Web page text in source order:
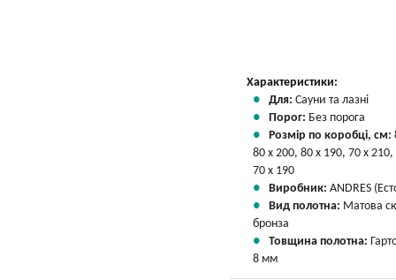
Характеристики:
Для: Сауни та лазні
Порог: Без порога
Розмір по коробці, см:
80 х 200, 80 х 190, 70 х
70 х 190
Виробник: ANDRES
Вид полотна: Матова
бронза
Товщина полотна:
8 мм